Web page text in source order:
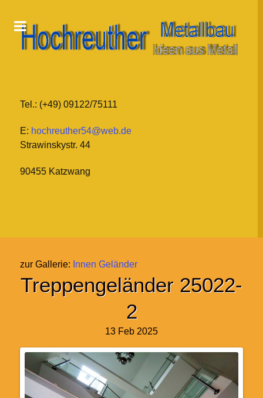
Tel.: (+49) 09122/75111
E: hochreuther54@web.de
Strawinskystr. 44
90455 Katzwang
zur Gallerie: Innen Geländer
Treppengeländer 25022-
2
13 Feb 2025